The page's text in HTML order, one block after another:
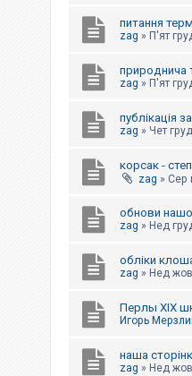
питання
zag » П'ят
природнича
zag » П'ят
публікація
zag » Чет
корсак -
zag » Сер
обнови
zag » Нед
обліки
zag » Нед
Перлы ХІХ
Игорь
наша
zag » Нед